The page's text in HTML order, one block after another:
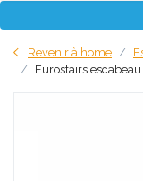
Revenir à home
Eurostairs